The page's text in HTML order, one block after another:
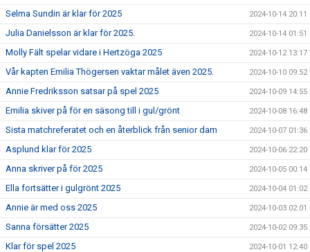
Selma Sundin är klar för 2025 2024-10-14 20:11
Julia Danielsson är klar för 2025. 2024-10-14 01:51
Molly Fält spelar vidare i Hertzöga 2025 2024-10-12 13:17
Vår kapten Emilia Thögersen vaktar målet även 2025. 2024-10-10 09:52
Annie Fredriksson satsar på spel 2025 2024-10-09 14:55
Emilia skiver på för en säsong till i gul/grönt 2024-10-08 16:48
Sista matchreferatet och en återblick från senior dam 2024-10-07 01:36
Asplund klar för 2025 2024-10-06 22:20
Anna skriver på för 2025 2024-10-05 00:14
Ella fortsätter i gulgrönt 2025 2024-10-04 01:02
Annie är med oss 2025 2024-10-03 02:01
Sanna försätter 2025 2024-10-02 09:35
Klar för spel 2025 2024-10-01 12:40